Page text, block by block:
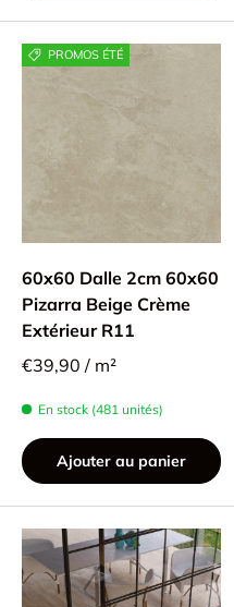
PROMOS ÉTÉ
60x60 Dalle 2cm 60x60
Pizarra Beige Crème
Extérieur R11
€39,90 / m²
En stock (481 unités)
Ajouter au panier